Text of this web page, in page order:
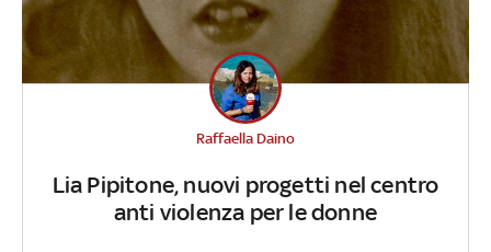
Lia Pipitone, nuovi progetti nel centro
anti violenza per le donne
Raffaella Daino